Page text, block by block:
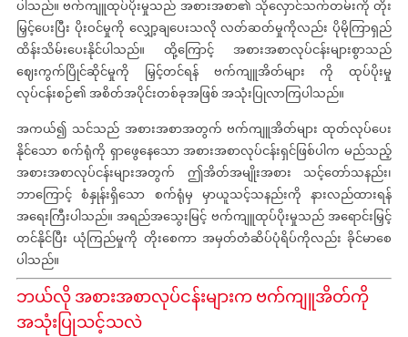
ပါသည်။ ဗက်ကျူထုပ်ပိုးမှုသည် အစားအစာ၏ သိုလှောင်သက်တမ်းကို တိုး
မြှင့်ပေးပြီး ပိုးဝင်မှုကို လျှော့ချပေးသလို လတ်ဆတ်မှုကိုလည်း ပိုမိုကြာရှည်
ထိန်းသိမ်းပေးနိုင်ပါသည်။ ထို့ကြောင့် အစားအစာလုပ်ငန်းများစွာသည်
ဈေးကွက်ပြိုင်ဆိုင်မှုကို မြှင့်တင်ရန် ဗက်ကျူအိတ်များ ကို ထုပ်ပိုးမှု
လုပ်ငန်းစဉ်၏ အစိတ်အပိုင်းတစ်ခုအဖြစ် အသုံးပြုလာကြပါသည်။
အကယ်၍ သင်သည် အစားအစာအတွက် ဗက်ကျူအိတ်များ ထုတ်လုပ်ပေး
နိုင်သော စက်ရုံကို ရှာဖွေနေသော အစားအစာလုပ်ငန်းရှင်ဖြစ်ပါက မည်သည့်
အစားအစာလုပ်ငန်းများအတွက် ဤအိတ်အမျိုးအစား သင့်တော်သနည်း၊
ဘာကြောင့် စံနှုန်းရှိသော စက်ရုံမှ မှာယူသင့်သနည်းကို နားလည်ထားရန်
အရေးကြီးပါသည်။ အရည်အသွေးမြင့် ဗက်ကျူထုပ်ပိုးမှုသည် အရောင်းမြှင့်
တင်နိုင်ပြီး ယုံကြည်မှုကို တိုးစေကာ အမှတ်တံဆိပ်ပုံရိပ်ကိုလည်း ခိုင်မာစေ
ပါသည်။
ဘယ်လို အစားအစာလုပ်ငန်းများက ဗက်ကျူအိတ်ကို
အသုံးပြုသင့်သလဲ